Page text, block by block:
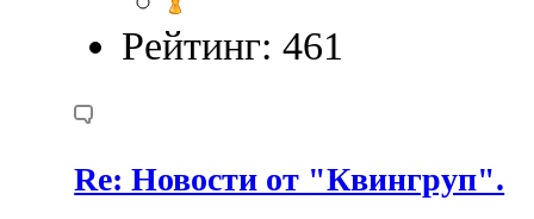
Рейтинг: 461
Re: Новости от "Квингруп".